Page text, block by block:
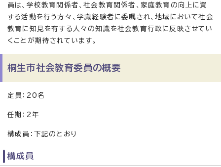
員は、学校教育関係者、社会教育関係者、家庭教育の向上に資
する活動を行う方々、学識経験者に委嘱され、地域において社会
教育に知見を有する人々の知識を社会教育行政に反映させてい
くことが期待されています。
桐生市社会教育委員の概要
定員：20名
任期：2年
構成員：下記のとおり
構成員